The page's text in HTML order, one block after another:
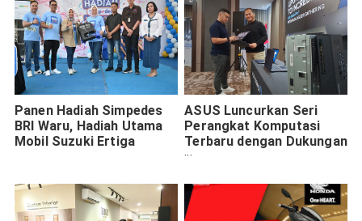
Panen Hadiah Simpedes
BRI Waru, Hadiah Utama
Mobil Suzuki Ertiga
ASUS Luncurkan Seri
Perangkat Komputasi
Terbaru dengan Dukungan
Intel vPro: Solusi
Produktivitas Bisnis